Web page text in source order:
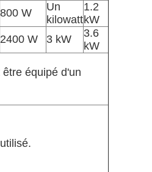
800 W
Un
kilowatt
1.2
kW
2400 W 3 kW
3.6
kW
équipé d'un